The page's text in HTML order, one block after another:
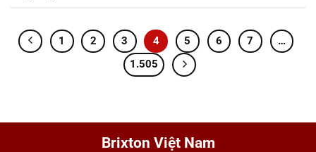
1 2 3 4 5 6 7
…
1.505
Brixton Việt Nam